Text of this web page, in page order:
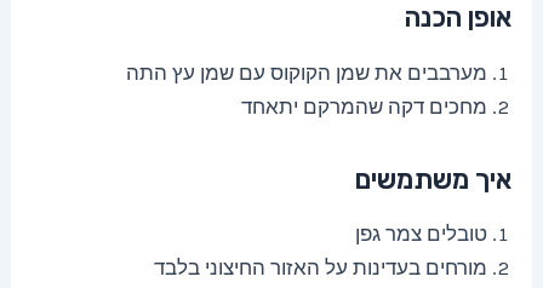
אופן הכנה
מערבבים את שמן הקוקוס עם שמן עץ התה
מחכים דקה שהמרקם יתאחד
איך משתמשים
טובלים צמר גפן
מורחים בעדינות על האזור החיצוני בלבד